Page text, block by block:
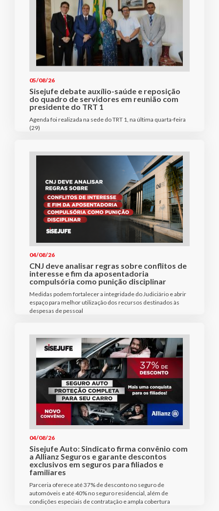
05/08/26
Sisejufe debate auxílio-saúde e reposição
do quadro de servidores em reunião com
presidente do TRT 1
Agenda foi realizada na sede do TRT 1, na última quarta-feira
(29)
04/08/26
CNJ deve analisar regras sobre conflitos de
interesse e fim da aposentadoria
compulsória como punição disciplinar
Medidas podem fortalecer a integridade do Judiciário e abrir
espaço para melhor utilização dos recursos destinados às
despesas de pessoal
04/08/26
Sisejufe Auto: Sindicato firma convênio com
a Allianz Seguros e garante descontos
exclusivos em seguros para filiados e
familiares
Parceria oferece até 37% de desconto no seguro de
automóveis e até 40% no seguro residencial, além de
condições especiais de contratação e ampla cobertura